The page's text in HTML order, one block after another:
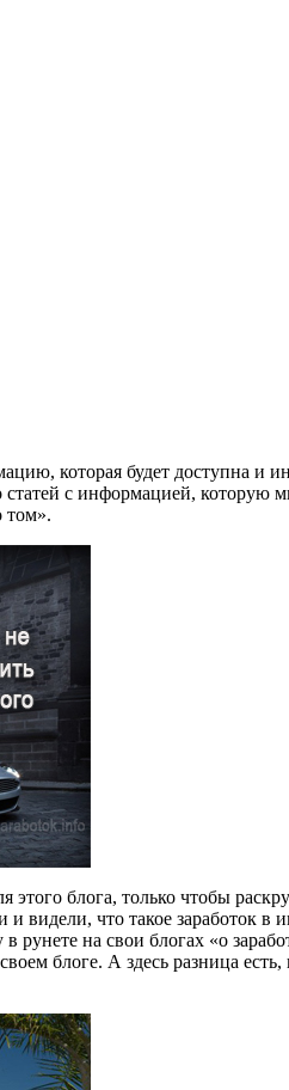
которая будет доступна и
статей с информацией,
том».
этого блога, только чтобы
видели, что такое заработок
рунете на свои блогах «о
блоге. А здесь разница